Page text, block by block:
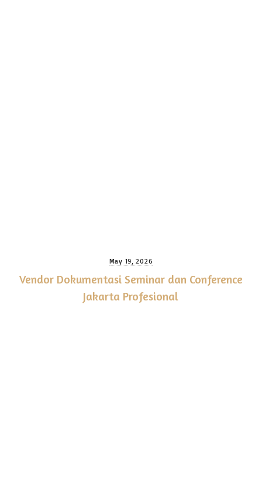
May 19, 2026
Vendor Dokumentasi Seminar dan Conference
Jakarta Profesional